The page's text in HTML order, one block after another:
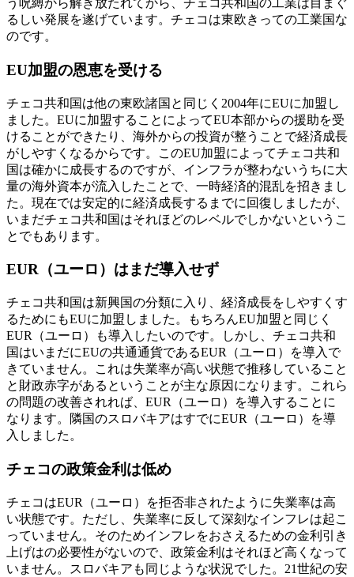
う呪縛から解き放たれてから、チェコ共和国の工業は 目まぐ
るしい発展を遂げています。チェコは東欧きっての工業国な
のです。
EU加盟の恩恵を受ける
チェコ共和国は他の東欧諸国と同じく2004年にEUに加盟し
ました。EUに加盟することによってEU本部からの援助を受
けることができたり、海外からの投資が整うことで経済成長
がしやすくなるからです。このEU加盟によってチェコ共和
国は確かに成長するのですが、インフラが整わないうちに大
量の海外資本が流入したことで、一時経済的混乱を招きまし
た。現在では安定的に経済成長するまでに回復しましたが、
いまだチェコ共和国はそれほどのレベルでしかないというこ
とでもあります。
EUR（ユーロ）はまだ導入せず
チェコ共和国は新興国の分類に入り、経済成長をしやすくす
るためにもEUに加盟しました。もちろんEU加盟と同じく
EUR（ユーロ）も導入したいのです。しかし、チェコ共和
国はいまだにEUの共通通貨であるEUR（ユーロ）を導入で
きていません。これは失業率が高い状態で推移していること
と財政赤字があるということが主な原因になります。これら
の問題の改善されれば、EUR（ユーロ）を導入することに
なります。隣国のスロバキアはすでにEUR（ユーロ）を導
入しました。
チェコの政策金利は低め
チェコはEUR（ユーロ）を拒否非されたように失業率は高
い状態です。ただし、失業率に反して深刻なインフレは起こ
っていません。そのためインフレをおさえるための金利引き
上げはの必要性がないので、 政策金利はそれほど高くなって
いません。スロバキアも同じような状況でした。21世紀の安